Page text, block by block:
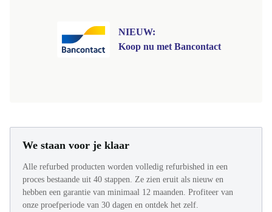
NIEUW:
Koop nu met Bancontact
We staan voor je klaar
Alle refurbed producten worden volledig refurbished in een
proces bestaande uit 40 stappen. Ze zien eruit als nieuw en
hebben een garantie van minimaal 12 maanden. Profiteer van
onze proefperiode van 30 dagen en ontdek het zelf.